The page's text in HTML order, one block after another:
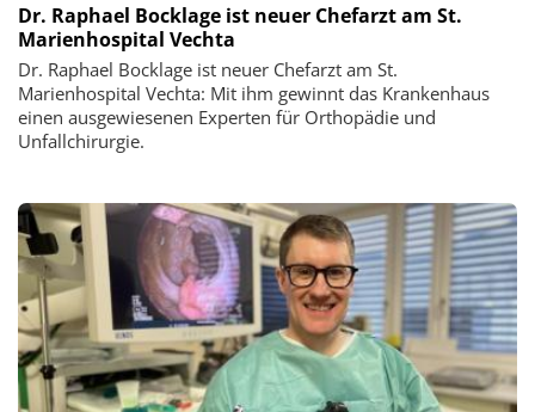
Dr. Raphael Bocklage ist neuer Chefarzt am St.
Marienhospital Vechta
Dr. Raphael Bocklage ist neuer Chefarzt am St.
Marienhospital Vechta: Mit ihm gewinnt das Krankenhaus
einen ausgewiesenen Experten für Orthopädie und
Unfallchirurgie.